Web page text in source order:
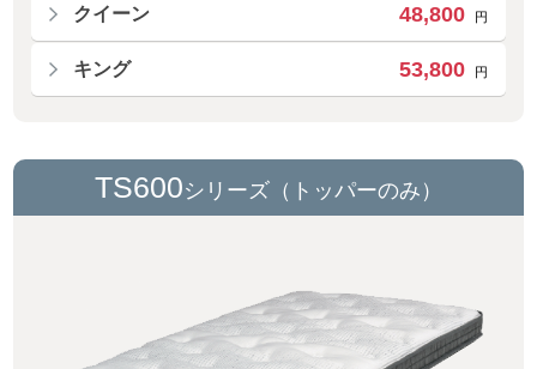
クイーン 48,800 円
キング 53,800 円
TS600シリーズ（トッパーのみ）